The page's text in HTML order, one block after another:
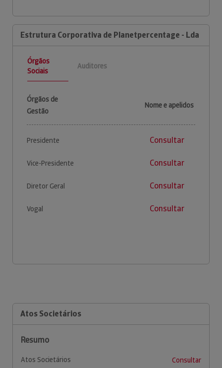
Estrutura Corporativa de Planetpercentage - Lda
Órgãos
Sociais
Auditores
Órgãos de
Gestão
Nome e apelidos
Presidente Consultar
Vice-Presidente Consultar
Diretor Geral Consultar
Vogal Consultar
Atos Societários
Resumo
Atos Societários
Consultar